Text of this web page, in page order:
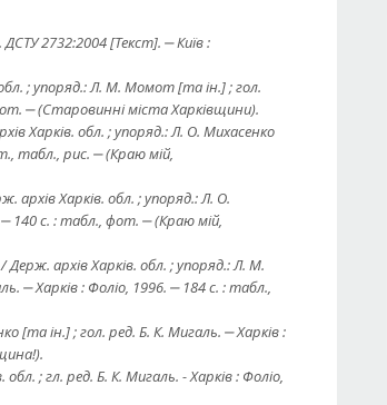
2732:2004 [Текст]. ‒ Київ :
обл. ; упоряд.: Л. М. Момот [та ін.] ; гол.
‒ (Старовинні міста Харківщини).
Харків. обл. ; упоряд.: Л. О. Михасенко
табл., рис. ‒ (Кpаю мiй,
архів Харків. обл. ; упоряд.: Л. О.
‒ 140 с. : табл., фот. ‒ (Краю мій,
Держ. архів Харків. обл. ; упоряд.: Л. М.
‒ Харків : Фоліо, 1996. ‒ 184 с. : табл.,
[та ін.] ; гол. ред. Б. К. Мигаль. ‒ Харків :
; гл. ред. Б. К. Мигаль. - Харків : Фоліо,